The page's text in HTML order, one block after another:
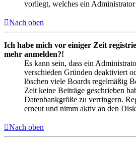
vorliegt, welches ein Administrator
Nach oben
Ich habe mich vor einiger Zeit
mehr anmelden?!
Es kann sein, dass ein
verschieden Gründen deaktiviert
löschen viele Boards regelmäßig
Zeit keine Beiträge geschrieben
Datenbankgröße zu verringern.
erneut und nimm aktiv an den
Nach oben